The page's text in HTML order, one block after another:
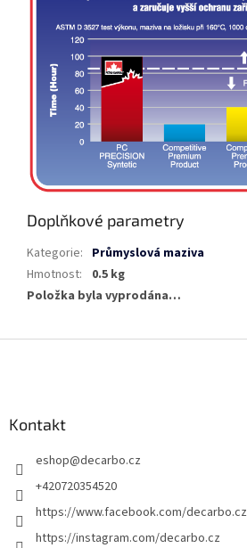
Doplňkové parametry
Kategorie: Průmyslová maziva
Hmotnost:
0.5 kg
Položka byla vyprodána…
Kontakt
eshop@decarbo.cz
+420720354520
https://www.facebook.com/decarbo.cz
https://instagram.com/decarbo.cz